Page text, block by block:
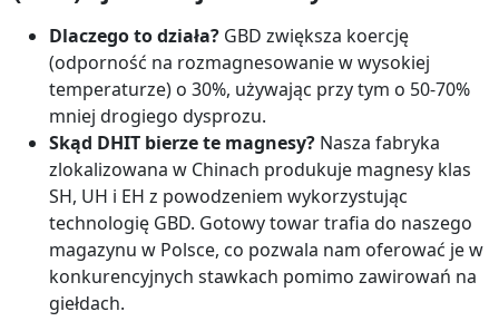
Dlaczego to działa? GBD zwiększa koercję
(odporność na rozmagnesowanie w wysokiej
temperaturze) o 30%, używając przy tym o 50-70%
mniej drogiego dysprozu.
Skąd DHIT bierze te magnesy? Nasza fabryka
zlokalizowana w Chinach produkuje magnesy klas
SH, UH i EH z powodzeniem wykorzystując
technologię GBD. Gotowy towar trafia do naszego
magazynu w Polsce, co pozwala nam oferować je w
konkurencyjnych stawkach pomimo zawirowań na
giełdach.